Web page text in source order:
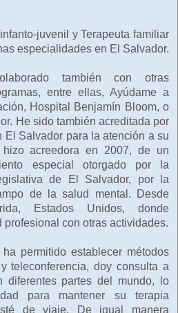
juvenil y Terapeuta familiar
especialidades en El Salvador.
también con otras
entre ellas, Ayúdame a
Hospital Benjamín Bloom, o
He sido también acreditada por
El Salvador para la atención a su
acreedora en 2007, de un
especial otorgado por la
de El Salvador, por la
de la salud mental. Desde
Estados Unidos, donde
con otras actividades.
permitido establecer métodos
teleconferencia, doy consulta a
diferentes partes del mundo, lo
para mantener su terapia
de viaje. De igual manera